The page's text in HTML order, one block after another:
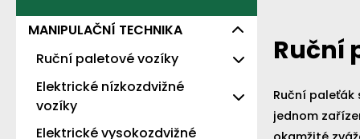
Půjčovna
Půjčovna
Servis baterií
Implementace
Servis baterií
MANIPULAČNÍ TECHNIKA
Ruční paletové vozíky
Levné - s nosností 2t
Standardní
Elektrické nízkozdvižné
vozíky
Eko
Elektrické vysokozdvižné
Ruční
Ruční
jednom zařízení, což